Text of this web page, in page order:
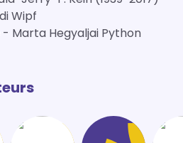
Wipf
Marta Hegyaljai Python